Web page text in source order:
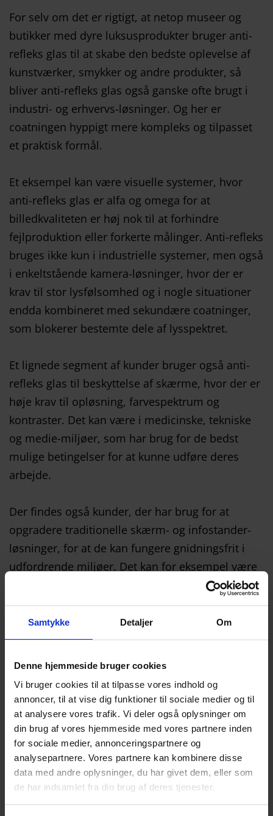
Samtykke Detaljer Om
Denne hjemmeside bruger cookies
Vi bruger cookies til at tilpasse vores indhold og
annoncer, til at vise dig funktioner til sociale medier og til
at analysere vores trafik. Vi deler også oplysninger om
din brug af vores hjemmeside med vores partnere inden
for sociale medier, annonceringspartnere og
analysepartnere. Vores partnere kan kombinere disse
data med andre oplysninger, du har givet dem, eller som
de har indsamlet fra din brug af deres tjenester.
For selv om det er rigtigt, at netop museer og
butikker med dyre luksusprodukter bruger anti-
refleks glas til at skabe den bedste oplevelse af
kunstværker, smykker og andre produkter, så
bliver anti-refleks glas også ganske ofte brugt i
industri- og erhvervs-løsninger. Og her er
coatningen hyppigt mere kompleks og tilpasset
et praktisk formål.
Et eksempel kan være visuelle systemer, hvor
anti-refleks glas er alfa og omega for at
billedkvaliteten er høj nok til at forhindre
fejlproduktion eller forkerte målinger. Anti-refleks
bruges ikke kun i industrielle systemer, men også
i enkeltstående kamera-løsninger, hvor der er
krav til stor lysfølsomhed og i nogle situationer
endda kombineret med sekundære coatninger,
som blokerer bestemte dele af lysspektret.
Et lignede segment af kunder bruger også anti-
refleks glas til beskyttelse af skærme, hvor der er
høje krav til opløsning, farvespektrum og
kontraster. Det kan være i medicinske, tekniske
og medie-miljøer, som har brug for de bedst
mulige betingelser for at kunne udføre deres
arbejde.
Der findes også kunder, der har brug for at
opgradere traditionelle skærm- og infostander-
løsninger, for at de kan fungere gnidningsfrit i
udfordrende miljøer. Det kan for eksempel være
touchsskærme, hvor de normalt gode løsninger
bare ikke er gode nok.
En mere almindelig brug af anti-refleks glas er
eller kulturgenstande – ofte krydret med en
coatning, der blokerer ødelæggende UV-lys. Det
samme formål har guldsmede, luksusbutikker
eller andre, som har et behov for at vise varer
frem i et miljø, hvor glasset ikke skal forstyrre.
Når Mirit Glas’ kunder vælger en løsning med